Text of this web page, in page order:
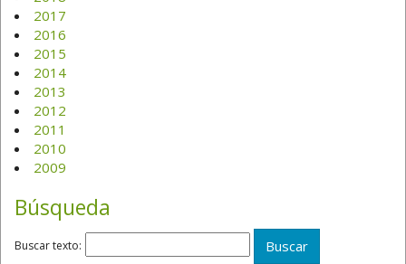
2017
2016
2015
2014
2013
2012
2011
2010
2009
Búsqueda
Buscar texto: